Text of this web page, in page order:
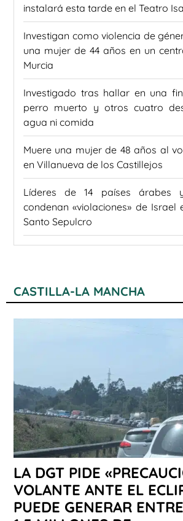
instalará esta tarde en el Teatro
Investigan como violencia de
una mujer de 44 años en un
Murcia
Investigado tras hallar en una
perro muerto y otros cuatro
agua ni comida
Muere una mujer de 48 años al
en Villanueva de los Castillejos
Líderes de 14 países árabes
condenan «violaciones» de Israel
Santo Sepulcro
CASTILLA-LA MANCHA
LA DGT PIDE
VOLANTE ANTE EL
PUEDE GENERAR